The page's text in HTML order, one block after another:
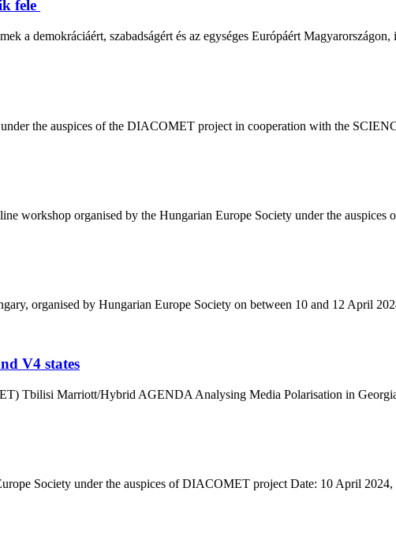
fele
a demokráciáért, szabadságért és az egységes Európáért
the auspices of the DIACOMET project in cooperation with the
workshop organised by the Hungarian Europe Society under the
organised by Hungarian Europe Society on between 10 and 12 April
V4 states
Tbilisi Marriott/Hybrid AGENDA Analysing Media Polarisation in
Society under the auspices of DIACOMET project Date: 10 April